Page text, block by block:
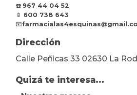
☎️ 967 44 04 52
📱 600 738 643
📧
Dirección
Calle Peñicas 33 02630 La
Quizá te interesa...